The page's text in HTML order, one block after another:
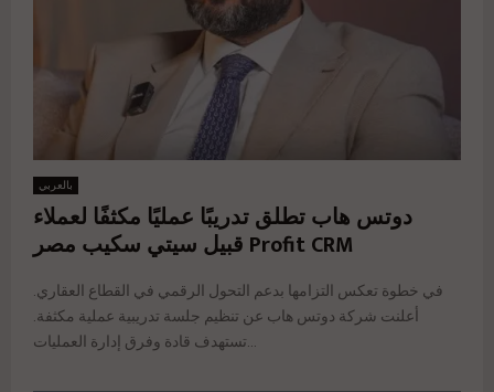
بالعربي
دوتس هاب تطلق تدريبًا عمليًا مكثفًا لعملاء
Profit CRM قبيل سيتي سكيب مصر
في خطوة تعكس التزامها بدعم التحول الرقمي في القطاع العقاري.
أعلنت شركة دوتس هاب عن تنظيم جلسة تدريبية عملية مكثفة.